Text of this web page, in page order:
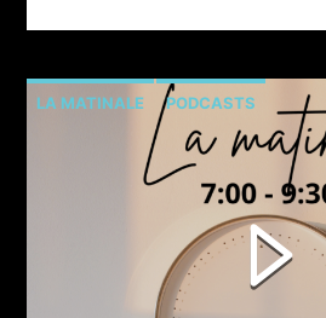
LA MATINALE PODCASTS